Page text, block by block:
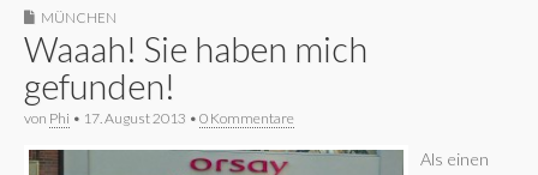
MÜNCHEN
Waaah! Sie haben mich
gefunden!
von Phi • 17. August 2013 • 0 Kommentare
Als einen